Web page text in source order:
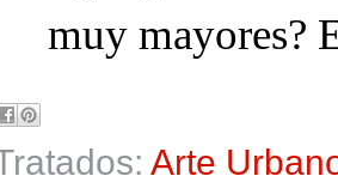
muy mayores?
Arte